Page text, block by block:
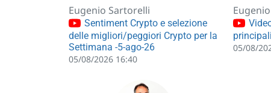
Eugenio Sartorelli
Sentiment Crypto e selezione
delle migliori/peggiori Crypto per la
Settimana -5-ago-26
05/08/2026 16:40
05/08/